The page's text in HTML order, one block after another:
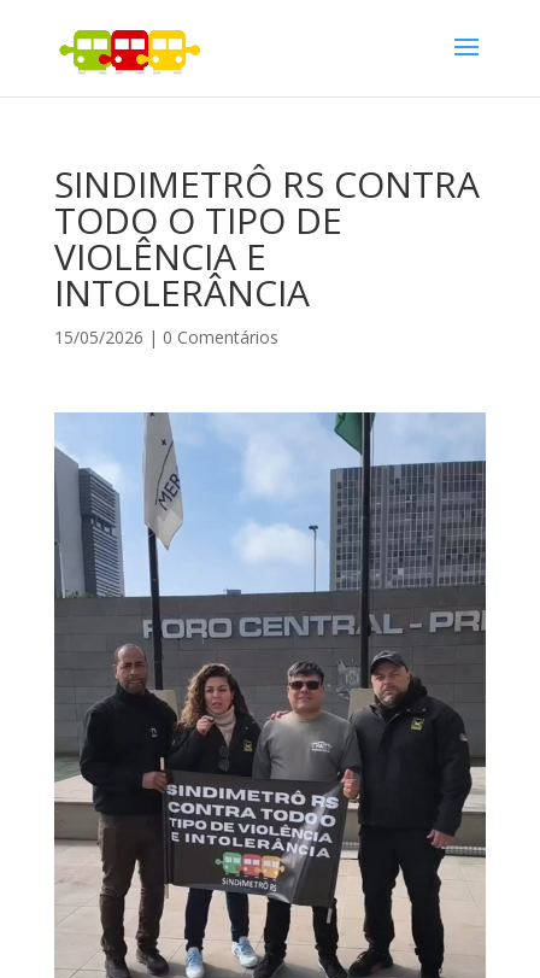
SINDIMETRÔ RS CONTRA
TODO O TIPO DE
VIOLÊNCIA E
INTOLERÂNCIA
15/05/2026 | 0 Comentários